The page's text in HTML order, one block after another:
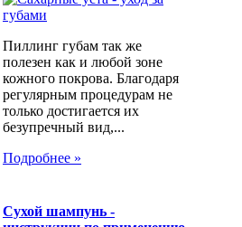
Пиллинг губам так же
полезен как и любой зоне
кожного покрова. Благодаря
регулярным процедурам не
только достигается их
безупречный вид,...
Подробнее »
Сухой шампунь -